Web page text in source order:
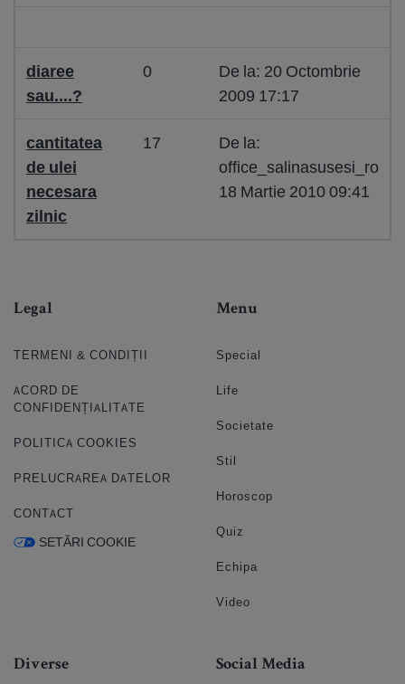
diaree
sau....?
0
De la: 20 Octombrie
2009 17:17
cantitatea
de ulei
necesara
zilnic
17
De la:
office_salinasusesi_ro
18 Martie 2010 09:41
Legal
TERMENI & CONDIȚII
ACORD DE
CONFIDENȚIALITATE
POLITICA COOKIES
PRELUCRAREA DATELOR
CONTACT
SETĂRI COOKIE
Menu
Special
Life
Societate
Stil
Horoscop
Quiz
Echipa
Video
Diverse Social Media